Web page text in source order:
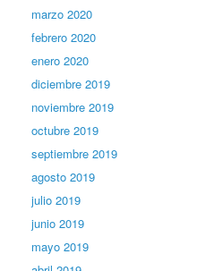
marzo 2020
febrero 2020
enero 2020
diciembre 2019
noviembre 2019
octubre 2019
septiembre 2019
agosto 2019
julio 2019
junio 2019
mayo 2019